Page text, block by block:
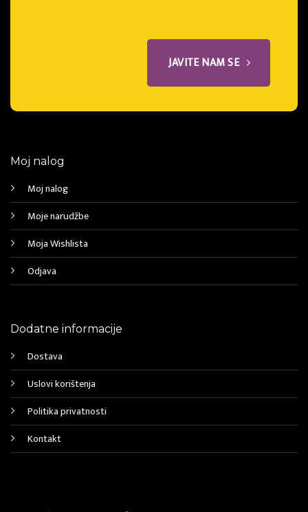
JAVITE NAM SE
Moj nalog
Moj nalog
Moje narudžbe
Moja Wishlista
Odjava
Dodatne informacije
Dostava
Uslovi korištenja
Politika privatnosti
Kontakt